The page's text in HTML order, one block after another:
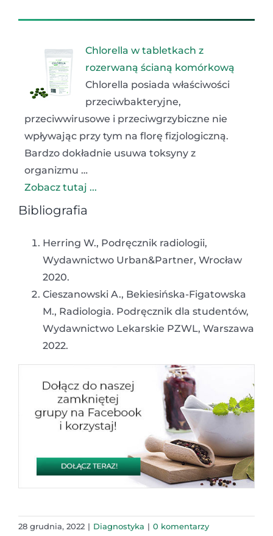
Chlorella w tabletkach z
rozerwaną ścianą komórkową
Chlorella posiada właściwości
przeciwbakteryjne,
przeciwwirusowe i przeciwgrzybiczne nie
wpływając przy tym na florę fizjologiczną.
Bardzo dokładnie usuwa toksyny z
organizmu …
Zobacz tutaj ...
Bibliografia
Herring W., Podręcznik radiologii,
Wydawnictwo Urban&Partner, Wrocław
2020.
Cieszanowski A., Bekiesińska-Figatowska
M., Radiologia. Podręcznik dla studentów,
Wydawnictwo Lekarskie PZWL, Warszawa
2022.
28 grudnia, 2022 | Diagnostyka | 0 komentarzy